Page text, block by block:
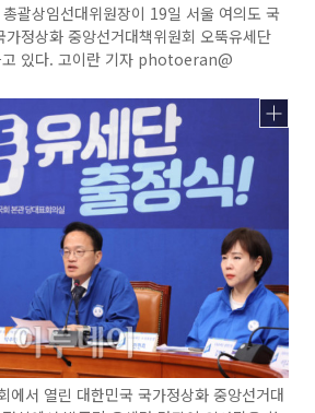
괄상임선대위원장이 19일 서울 여의도 국
정상화 중앙선거대책위원회 오뚝유세단
고 있다. 고이란 기자 photoeran@
서 열린 대한민국 국가정상화 중앙선거대